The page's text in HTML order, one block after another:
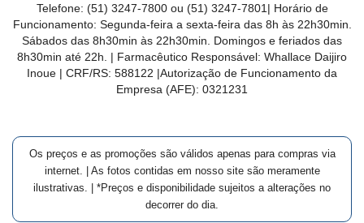
Telefone: (51) 3247-7800 ou (51) 3247-7801 | Horário de
Funcionamento: Segunda-feira a sexta-feira das 8h às 22h30min.
Sábados das 8h30min às 22h30min. Domingos e feriados das
8h30min até 22h. | Farmacêutico Responsável: Whallace Daijiro
Inoue | CRF/RS: 588122 |Autorização de Funcionamento da
Empresa (AFE): 0321231
Os preços e as promoções são válidos apenas para compras via
internet. | As fotos contidas em nosso site são meramente
ilustrativas. | *Preços e disponibilidade sujeitos a alterações no
decorrer do dia.